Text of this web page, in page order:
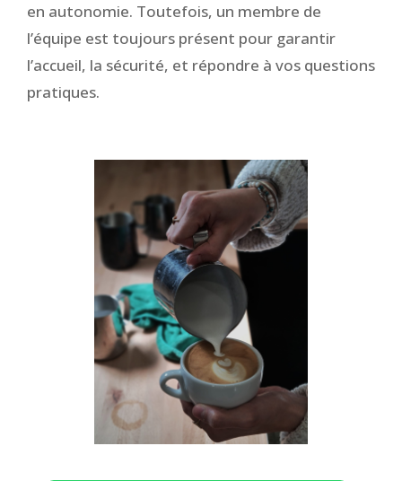
en autonomie. Toutefois, un membre de
l’équipe est toujours présent pour garantir
l’accueil, la sécurité, et répondre à vos questions
pratiques.